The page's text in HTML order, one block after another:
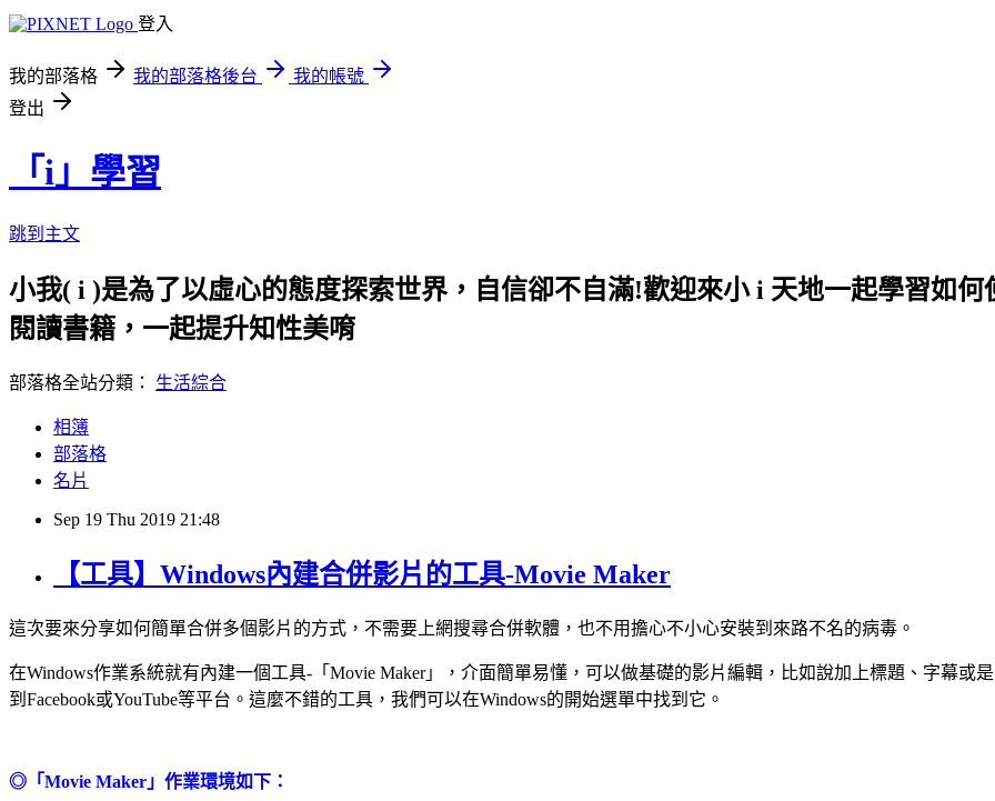
登入
我的部落格 我的部落格後台
我的帳號
登出
「i」學習
跳到主文
小我( i )是為了以虛心的態度探索世界，自信卻不自滿!歡迎來小 i 天地一起學習如
閱讀書籍，一起提升知性美唷
部落格全站分類： 生活綜合
相簿
部落格
名片
Sep 19 Thu 2019 21:48
【工具】Windows內建合併影片的工具-Movie Maker
這次要來分享如何簡單合併多個影片的方式，不需要上網搜尋合併軟體，也不用擔心不小心安裝到來路不名的病毒。
在Windows作業系統就有內建一個工具-「Movie Maker」，介面簡單易懂，可以做基礎的影片編輯，比如說加上標題、字幕
到Facebook或YouTube等平台。這麼不錯的工具，我們可以在Windows的開始選單中找到它。
◎「Movie Maker」作業環境如下：